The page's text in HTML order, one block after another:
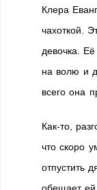
Клера
чахоткой.
девочка.
на волю и
всего она
Как-то,
что скоро
отпустить